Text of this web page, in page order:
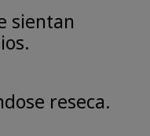
sientan
reseca.